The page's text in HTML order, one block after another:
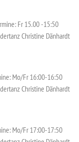
Fr 15.00 -15:50
Christine Dänhardt
Mo/Fr 16:00-16:50
Christine Dänhardt
Mo/Fr 17:00-17:50